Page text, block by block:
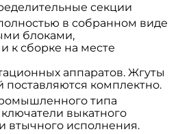
секции
в собранном виде
блоками,
к сборке на месте
аппаратов. Жгуты
поставляются комплектно.
типа
выкатного
втычного исполнения.